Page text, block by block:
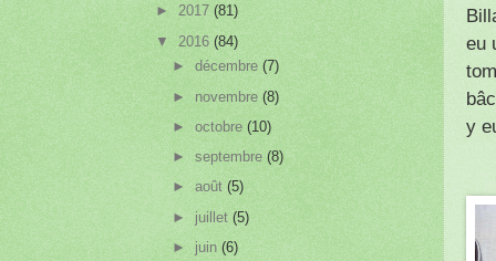
eu
y
► 2017 (81)
▼ 2016 (84)
►décembre(7)
► novembre(8)
►octobre(10)
►septembre(8)
►août(5)
► juillet(5)
► juin(6)